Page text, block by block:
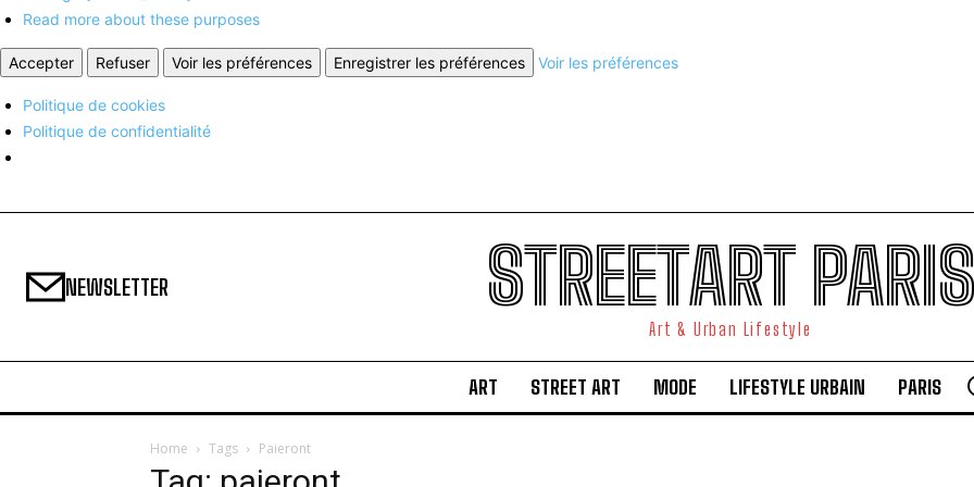
Read more about these purposes
Accepter Refuser Voir les préférences Enregistrer les préférences Voir les préférences
Politique de cookies
Politique de confidentialité
NEWSLETTER STREETART PARIS
Art & Urban Lifestyle
ART STREET ART MODE LIFESTYLE URBAIN PARIS
Home Tags Paieront